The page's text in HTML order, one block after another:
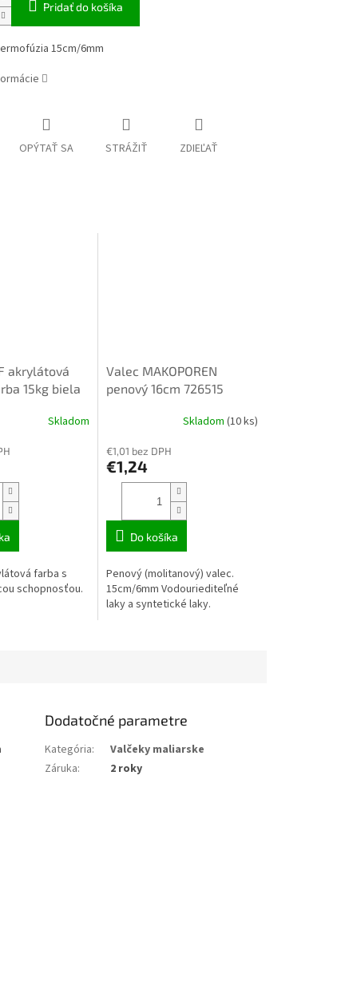
Pridať do košíka
15cm/6mm
OPÝTAŤ SA STRÁŽIŤ ZDIEĽAŤ
F akrylátová
15kg biela
Skladom
farba s
schopnosťou.
Valec MAKOPOREN
penový 16cm 726515
Skladom (10 ks)
€1,01 bez DPH
€1,24
Do košíka
Penový (molitanový) valec.
15cm/6mm Vodouriediteľné
laky a syntetické laky.
Dodatočné parametre
Kategória:
Valčeky maliarske
Záruka: 2 roky